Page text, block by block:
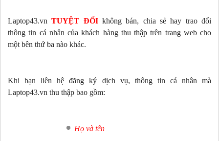
Laptop43.vnTUYỆT ĐỐIkhông bán, chia sẻ hay trao đổi
thông tin cá nhân của khách hàng thu thập trên trang web cho
một bên thứ ba nào khác.
Khi bạn liên hệ đăng ký dịch vụ, thông tin cá nhân mà
Laptop43.vn thu thập bao gồm:
Họ và tên